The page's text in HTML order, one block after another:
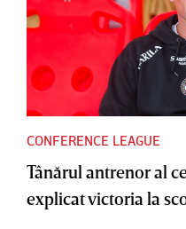
CONFERENCE LEAGUE
Tânărul antrenor al
explicat victoria la